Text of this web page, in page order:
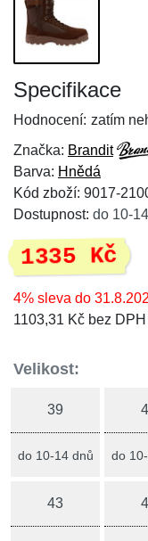
Specifikace
Hodnocení: zatím
Značka: Brandit
Barva: Hnědá
Kód zboží: 9017-
Dostupnost: do 10-
1335 Kč
4% sleva do
1103,31 Kč bez
Velikost:
39
do 10-14 dnů do
43